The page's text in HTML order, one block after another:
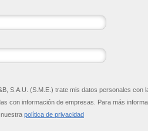
S.A.U. (S.M.E.) trate mis datos personales
con información de empresas. Para más
política de privacidad